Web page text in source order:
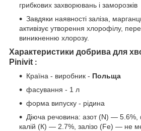
грибкових захворювань і заморозків
Завдяки наявності заліза,
активізує утворення хлорофілу,
виникненню хлорозу.
Характеристики добрива для
Pinivit :
Країна - виробник - Польща
фасування - 1 л
форма випуску - рідина
Діюча речовина: азот (N) —
калій (К) — 2.7%, залізо (Fe) — не